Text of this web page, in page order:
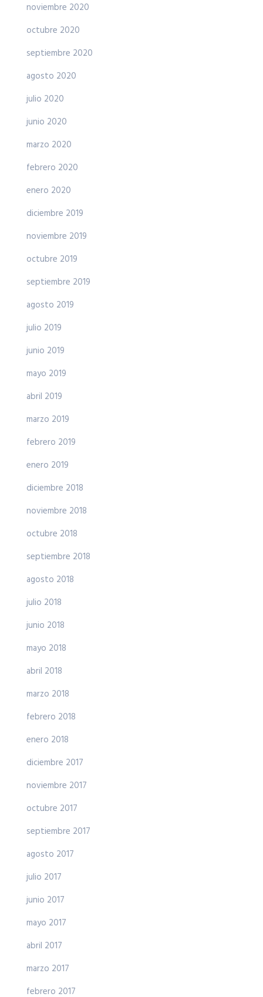
noviembre 2020
octubre 2020
septiembre 2020
agosto 2020
julio 2020
junio 2020
marzo 2020
febrero 2020
enero 2020
diciembre 2019
noviembre 2019
octubre 2019
septiembre 2019
agosto 2019
julio 2019
junio 2019
mayo 2019
abril 2019
marzo 2019
febrero 2019
enero 2019
diciembre 2018
noviembre 2018
octubre 2018
septiembre 2018
agosto 2018
julio 2018
junio 2018
mayo 2018
abril 2018
marzo 2018
febrero 2018
enero 2018
diciembre 2017
noviembre 2017
octubre 2017
septiembre 2017
agosto 2017
julio 2017
junio 2017
mayo 2017
abril 2017
marzo 2017
febrero 2017